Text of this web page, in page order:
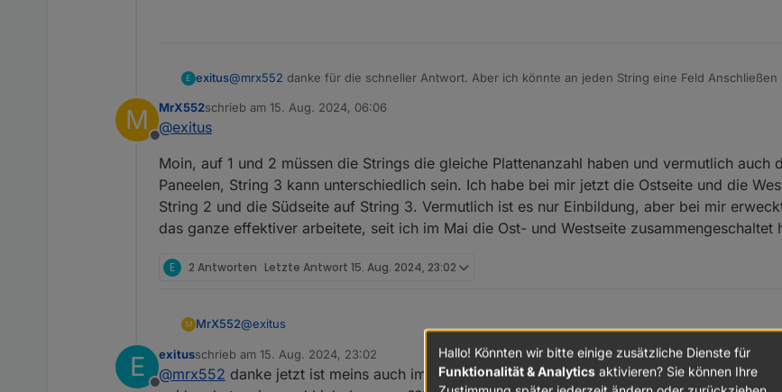
E exitus@mrx552 danke für die schneller Antwort. Aber ich könnte an jeden String eine Feld Anschließen
M
Offline
MrX552schrieb am 15. Aug. 2024, 06:06
zuletzt editiert von
@exitus
Moin, auf 1 und 2 müssen die Strings die gleiche Plattenanzahl haben und vermutlich auch
Paneelen, String 3 kann unterschiedlich sein. Ich habe bei mir jetzt die Ostseite und die
String 2 und die Südseite auf String 3. Vermutlich ist es nur Einbildung, aber bei mir
das ganze effektiver arbeitete, seit ich im Mai die Ost- und Westseite zusammengeschaltet
E 2 Antworten Letzte Antwort 15. Aug. 2024, 23:02
M MrX552@exitus
Moin, auf 1 und 2 müssen die Strings die gleiche Plattenanzahl haben und vermutlich auch den
String 3 kann unterschiedlich sein. Ich habe bei mir jetzt die Ostseite und die Westseite auf
E exitusschrieb am 15. Aug. 2024, 23:02
zuletzt editiert von
@mrx552 danke jetzt ist meins auch im betrieb , was bis jetzt nicht klappt ist sich bei
Hallo! Könnten wir bitte einige zusätzliche Dienste für
Funktionalität & Analytics aktivieren? Sie können Ihre